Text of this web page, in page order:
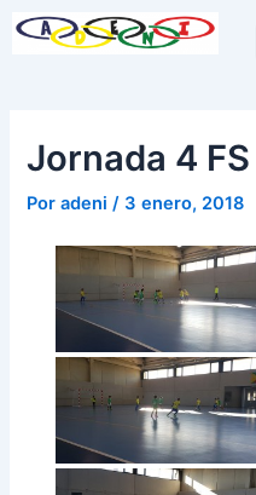
Jornada 4
Poradeni/ 3 enero, 2018
Navegación
de